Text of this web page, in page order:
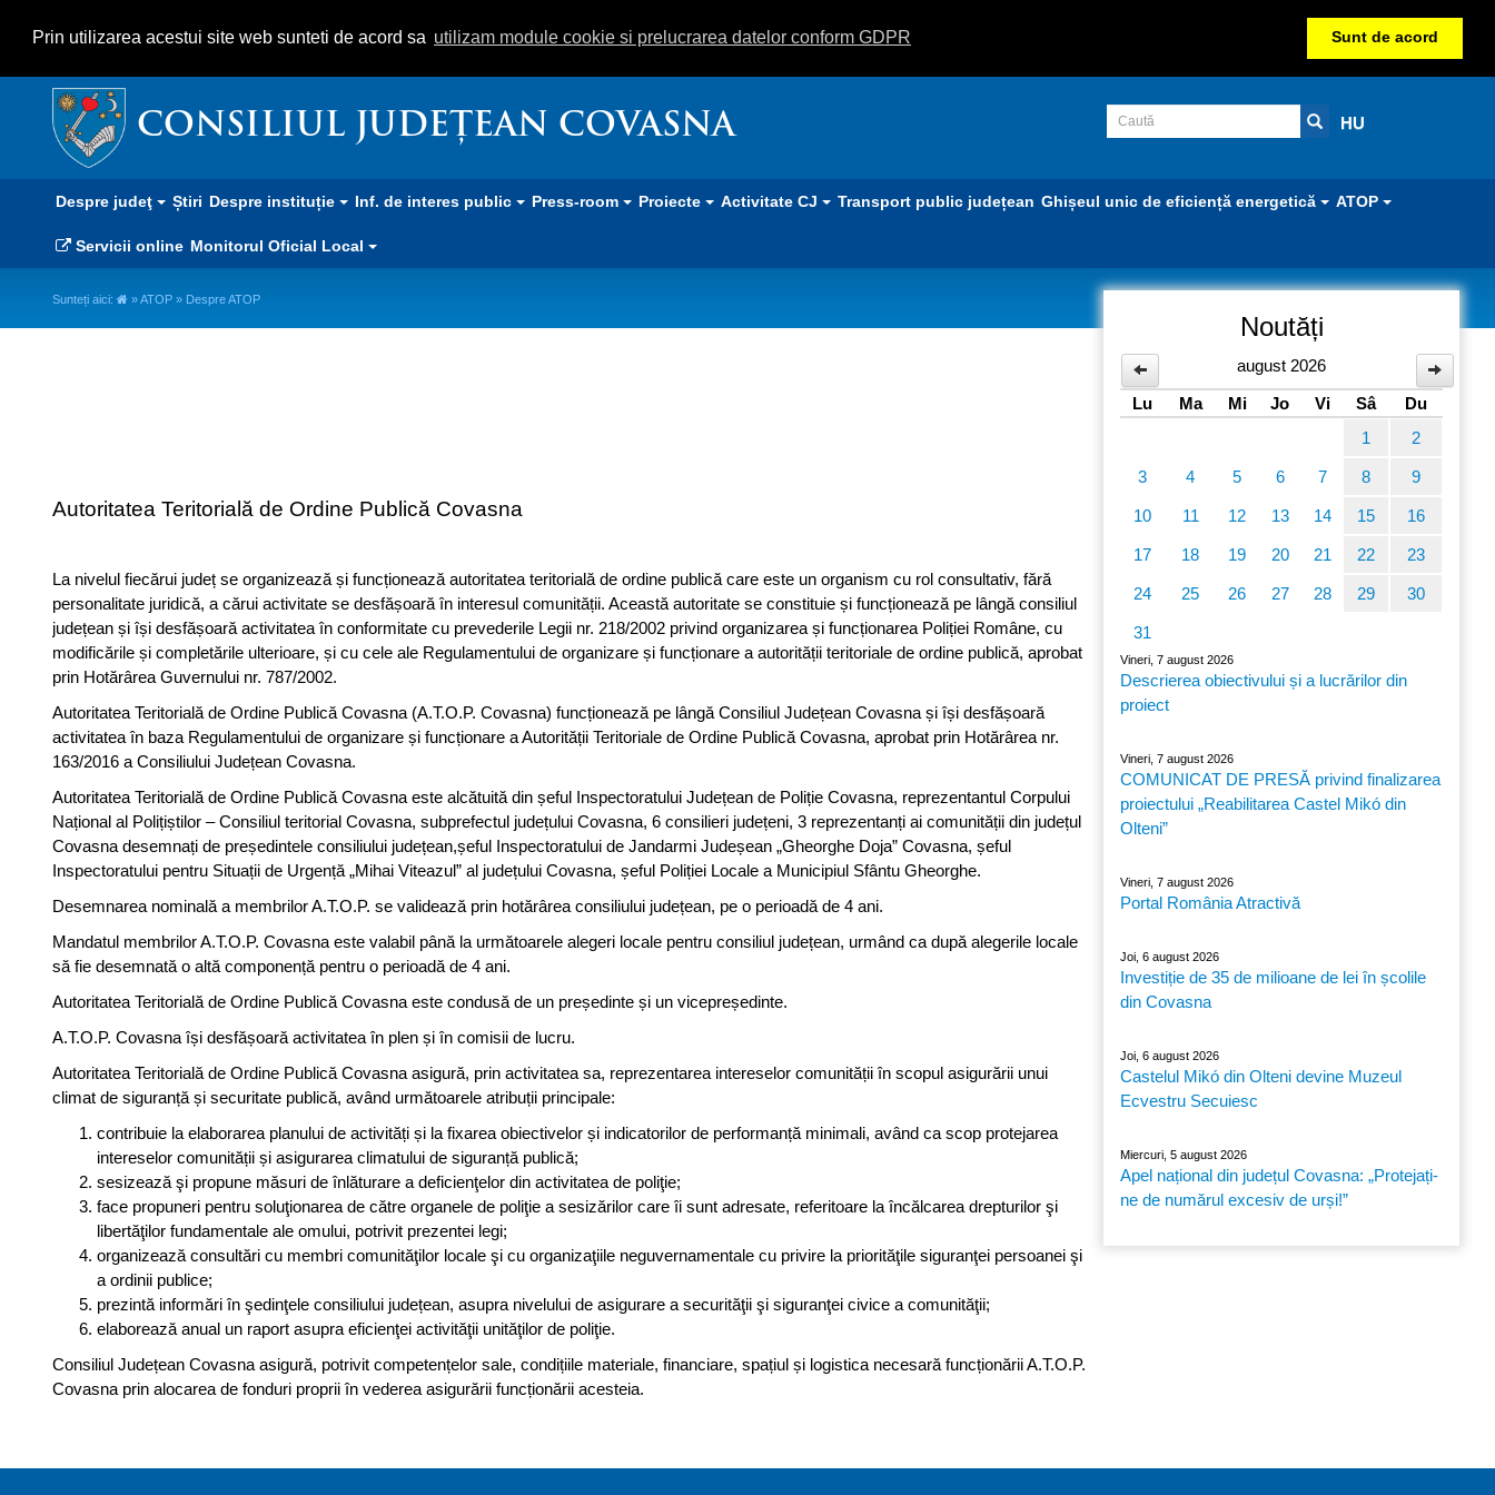
Prin utilizarea acestui site web sunteti de acord sa utilizam module cookie si prelucrarea datelor conform GDPR Sunt de acord
CONSILIUL JUDEȚEAN COVASNA HU
Despre judeţ Știri Despre instituție Inf. de interes public Press-room Proiecte Activitate CJ Transport public județean Ghișeul unic de eficiență energetică ATOP
Servicii online Monitorul Oficial Local
Sunteți aici: »ATOP » Despre ATOP
Autoritatea Teritorială de Ordine Publică Covasna
La nivelul fiecărui județ se organizează și funcționează autoritatea teritorială de ordine publică care este un organism cu rol consultativ, fără
personalitate juridică, a cărui activitate se desfășoară în interesul comunității. Această autoritate se constituie și funcționează pe lângă consiliul
județean și își desfășoară activitatea în conformitate cu prevederile Legii nr. 218/2002 privind organizarea și funcționarea Poliției Române, cu
modificările și completările ulterioare, și cu cele ale Regulamentului de organizare și funcționare a autorității teritoriale de ordine publică, aprobat
prin Hotărârea Guvernului nr. 787/2002.
Autoritatea Teritorială de Ordine Publică Covasna (A.T.O.P. Covasna) funcționează pe lângă Consiliul Județean Covasna și își desfășoară
activitatea în baza Regulamentului de organizare și funcționare a Autorității Teritoriale de Ordine Publică Covasna, aprobat prin Hotărârea nr.
163/2016 a Consiliului Județean Covasna.
Autoritatea Teritorială de Ordine Publică Covasna este alcătuită din șeful Inspectoratului Județean de Poliție Covasna, reprezentantul Corpului
Național al Polițiștilor – Consiliul teritorial Covasna, subprefectul județului Covasna, 6 consilieri județeni, 3 reprezentanți ai comunității din județul
Covasna desemnați de președintele consiliului județean,șeful Inspectoratului de Jandarmi Judeșean „Gheorghe Doja” Covasna, șeful
Inspectoratului pentru Situații de Urgență „Mihai Viteazul” al județului Covasna, șeful Poliției Locale a Municipiul Sfântu Gheorghe.
Desemnarea nominală a membrilor A.T.O.P. se validează prin hotărârea consiliului județean, pe o perioadă de 4 ani.
Mandatul membrilor A.T.O.P. Covasna este valabil până la următoarele alegeri locale pentru consiliul județean, urmând ca după alegerile locale
să fie desemnată o altă componență pentru o perioadă de 4 ani.
Autoritatea Teritorială de Ordine Publică Covasna este condusă de un președinte și un vicepreședinte.
A.T.O.P. Covasna își desfășoară activitatea în plen și în comisii de lucru.
Autoritatea Teritorială de Ordine Publică Covasna asigură, prin activitatea sa, reprezentarea intereselor comunității în scopul asigurării unui
climat de siguranță și securitate publică, având următoarele atribuții principale:
contribuie la elaborarea planului de activități și la fixarea obiectivelor și indicatorilor de performanță minimali, având ca scop protejarea
intereselor comunității și asigurarea climatului de siguranță publică;
sesizează şi propune măsuri de înlăturare a deficienţelor din activitatea de poliţie;
face propuneri pentru soluţionarea de către organele de poliţie a sesizărilor care îi sunt adresate, referitoare la încălcarea drepturilor şi
libertăţilor fundamentale ale omului, potrivit prezentei legi;
organizează consultări cu membri comunităţilor locale şi cu organizaţiile neguvernamentale cu privire la priorităţile siguranţei persoanei şi
a ordinii publice;
prezintă informări în şedinţele consiliului județean, asupra nivelului de asigurare a securităţii şi siguranţei civice a comunităţii;
elaborează anual un raport asupra eficienţei activităţii unităţilor de poliţie.
Consiliul Județean Covasna asigură, potrivit competențelor sale, condițiile materiale, financiare, spațiul și logistica necesară funcționării A.T.O.P.
Covasna prin alocarea de fonduri proprii în vederea asigurării funcționării acesteia.
Noutăți
august 2026
Lu
Ma Mi Jo Vi Sâ
Du
1
2
3 4 5 6 7 8 9
10 11 12 13 14 15 16
17 18 19 20 21 22 23
24 25 26 27 28 29 30
31
Vineri, 7 august 2026
Descrierea obiectivului și a lucrărilor din
proiect
Vineri, 7 august 2026
COMUNICAT DE PRESĂ privind finalizarea
proiectului „Reabilitarea Castel Mikó din
Olteni”
Vineri, 7 august 2026
Portal România Atractivă
Joi, 6 august 2026
Investiție de 35 de milioane de lei în școlile
din Covasna
Joi, 6 august 2026
Castelul Mikó din Olteni devine Muzeul
Ecvestru Secuiesc
Miercuri, 5 august 2026
Apel național din județul Covasna: „Protejați-
ne de numărul excesiv de urși!”